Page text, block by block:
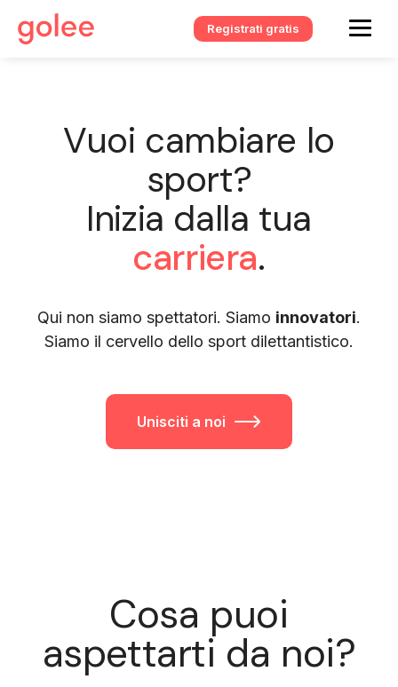
Registrati gratis
Vuoi cambiare lo
sport?
Inizia dalla tua
carriera.
Qui non siamo spettatori. Siamo innovatori.
Siamo il cervello dello sport dilettantistico.
Unisciti a noi
Cosa puoi
aspettarti da noi?